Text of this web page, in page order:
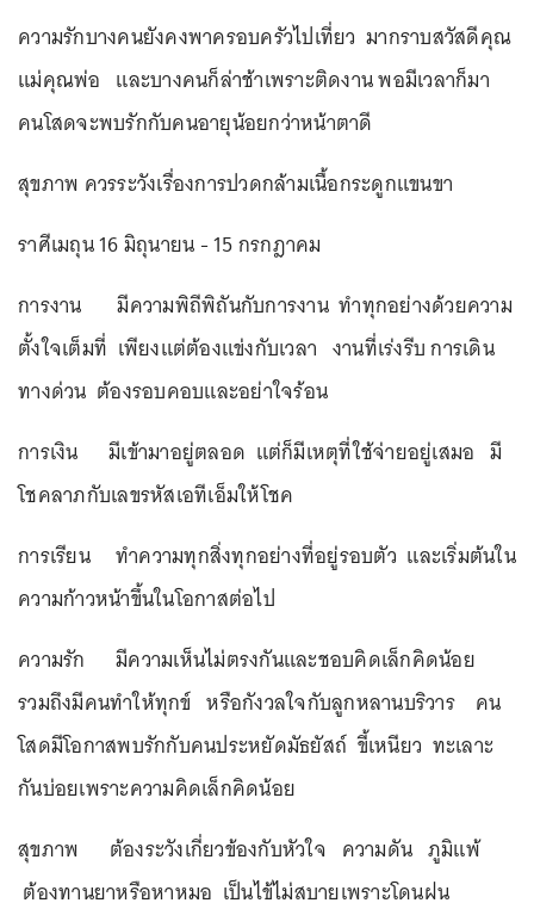
ความรักบางคนยังคงพาครอบครัวไปเที่ยว มากราบสวัสดีคุณ
แม่คุณพ่อ และบางคนก็ล่าช้าเพราะติดงาน พอมีเวลาก็มา
คนโสดจะพบรักกับคนอายุน้อยกว่าหน้าตาดี
สุขภาพ ควรระวังเรื่องการปวดกล้ามเนื้อกระดูกแขนขา
ราศีเมถุน 16 มิถุนายน - 15 กรกฎาคม
การงาน มีความพิถีพิถันกับการงาน ทำทุกอย่างด้วยความ
ตั้งใจเต็มที่ เพียงแต่ต้องแข่งกับเวลา งานที่เร่งรีบ การเดิน
ทางด่วน ต้องรอบคอบและอย่าใจร้อน
การเงิน มีเข้ามาอยู่ตลอด แต่ก็มีเหตุที่ใช้จ่ายอยู่เสมอ มี
โชคลาภกับเลขรหัสเอทีเอ็มให้โชค
การเรียน ทำความทุกสิ่งทุกอย่างที่อยู่รอบตัว และเริ่มต้นใน
ความก้าวหน้าขึ้นในโอกาสต่อไป
ความรัก มีความเห็นไม่ตรงกันและชอบคิดเล็กคิดน้อย
รวมถึงมีคนทำให้ทุกข์ หรือกังวลใจกับลูกหลานบริวาร คน
โสดมีโอกาสพบรักกับคนประหยัดมัธยัสถ์ ขี้เหนียว ทะเลาะ
กันบ่อยเพราะความคิดเล็กคิดน้อย
สุขภาพ ต้องระวังเกี่ยวข้องกับหัวใจ ความดัน ภูมิแพ้
ต้องทานยาหรือหาหมอ เป็นไข้ไม่สบายเพราะโดนฝน